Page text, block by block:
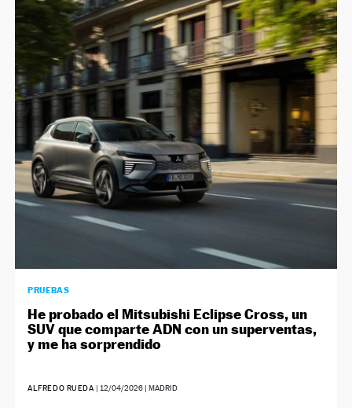
PRUEBAS
He probado el Mitsubishi Eclipse Cross, un
SUV que comparte ADN con un superventas,
y me ha sorprendido
ALFREDO RUEDA | 12/04/2026 | MADRID